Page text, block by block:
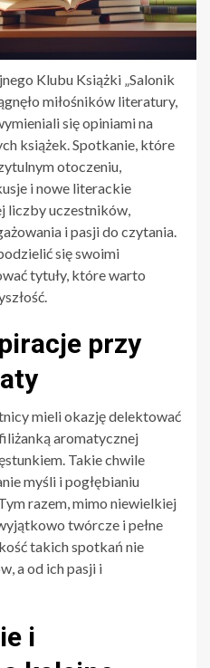
Klubu Książki „Salonik
miłośników literatury,
się opiniami na
książek. Spotkanie, które
otoczeniu,
i nowe literackie
liczby uczestników,
i pasji do czytania.
się swoimi
tytuły, które warto
przy
mieli okazję delektować
aromatycznej
Takie chwile
myśli i pogłębianiu
razem, mimo niewielkiej
twórcze i pełne
takich spotkań nie
a od ich pasji i
i